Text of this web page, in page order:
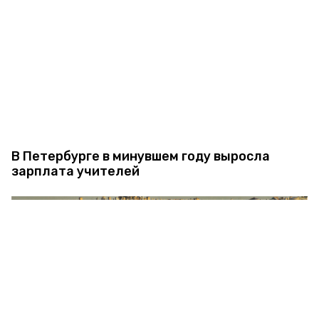
В Петербурге в минувшем году выросла
зарплата учителей